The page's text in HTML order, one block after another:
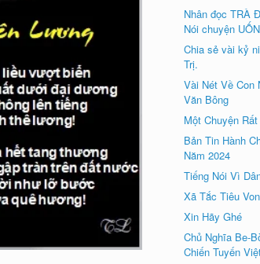
Nhân đọc TRÀ
Nói chuyện
Chia sẻ vài kỷ
Trị.
Vài Nét Về Con
Văn Bông
Một Chuyện
Bản Tin Hành
Năm 2024
Tiếng Nói Vì
Xã Tắc Tiêu
Xin Hãy Ghé
Chủ Nghĩa Be-
Chiến Tuyến